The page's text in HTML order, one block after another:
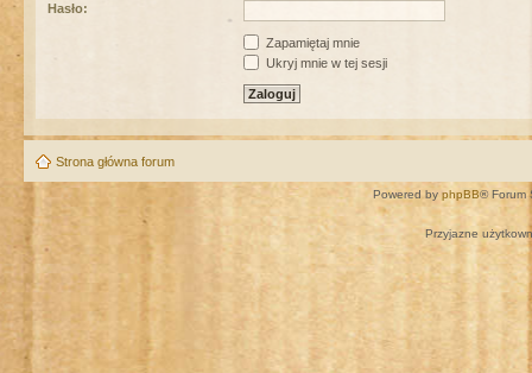
Hasło:
Zapamiętaj mnie
Ukryj mnie w tej sesji
Strona główna forum
Powered by phpBB® Forum
Przyjazne